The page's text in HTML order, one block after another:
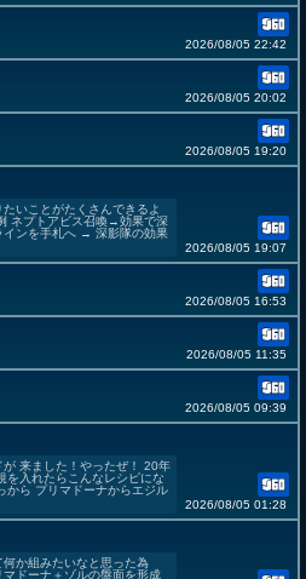
2026/08/05 22:42
2026/08/05 20:02
2026/08/05 19:20
いことがたくさんできるよ
ネプトアビス召喚→効果で深
インを手札へ → 深影隊の効果
2026/08/05 19:07
2026/08/05 16:53
2026/08/05 11:35
2026/08/05 09:39
来ました！やったぜ！ 20年
を入れたらこんなレシピにな
から プリマドーナからエジル
2026/08/05 01:28
何か組みたいなと思った為
マドーナ＋ゾルの盤面を形成